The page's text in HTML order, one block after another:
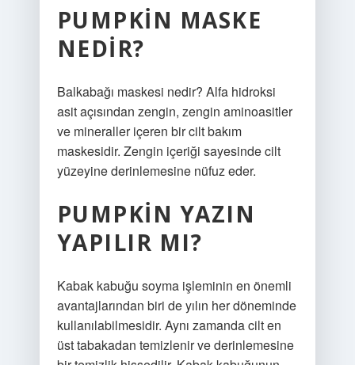
PUMPKIN MASKE
NEDIR?
Balkabağı maskesi nedir? Alfa hidroksi
asit açısından zengin, zengin aminoasitler
ve mineraller içeren bir cilt bakım
maskesidir. Zengin içeriği sayesinde cilt
yüzeyine derinlemesine nüfuz eder.
PUMPKIN YAZIN
YAPILIR MI?
Kabak kabuğu soyma işleminin en önemli
avantajlarından biri de yılın her döneminde
kullanılabilmesidir. Aynı zamanda cilt en
üst tabakadan temizlenir ve derinlemesine